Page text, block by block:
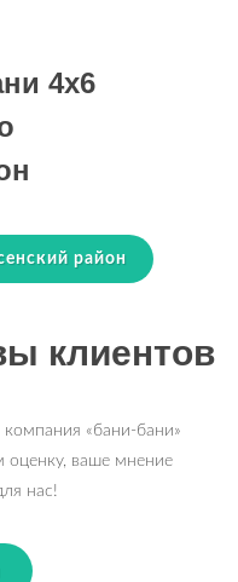
4х6
район
клиентов
«бани-бани»
оценку, ваше мнение
нас!